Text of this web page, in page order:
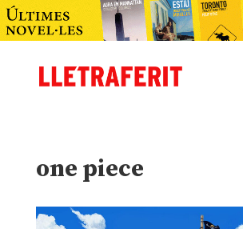
one piece